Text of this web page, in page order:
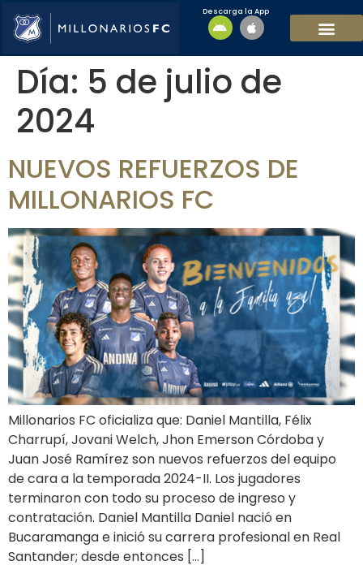
Descarga la App
Día: 5 de julio de
2024
NUEVOS REFUERZOS DE
MILLONARIOS FC
Millonarios FC oficializa que: Daniel Mantilla, Félix
Charrupí, Jovani Welch, Jhon Emerson Córdoba y
Juan José Ramírez son nuevos refuerzos del equipo
de cara a la temporada 2024-II. Los jugadores
terminaron con todo su proceso de ingreso y
contratación. Daniel Mantilla Daniel nació en
Bucaramanga e inició su carrera profesional en Real
Santander; desde entonces […]